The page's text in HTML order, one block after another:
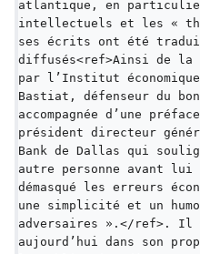
atlantique, en
intellectuels et les «
ses écrits ont été
diffusés<ref>Ainsi de la
par l’Institut
Bastiat, défenseur du bon
accompagnée d’une
président directeur
Bank de Dallas qui
autre personne avant
démasqué les erreurs
une simplicité et un
adversaires ».</ref>. Il
aujourd’hui dans son